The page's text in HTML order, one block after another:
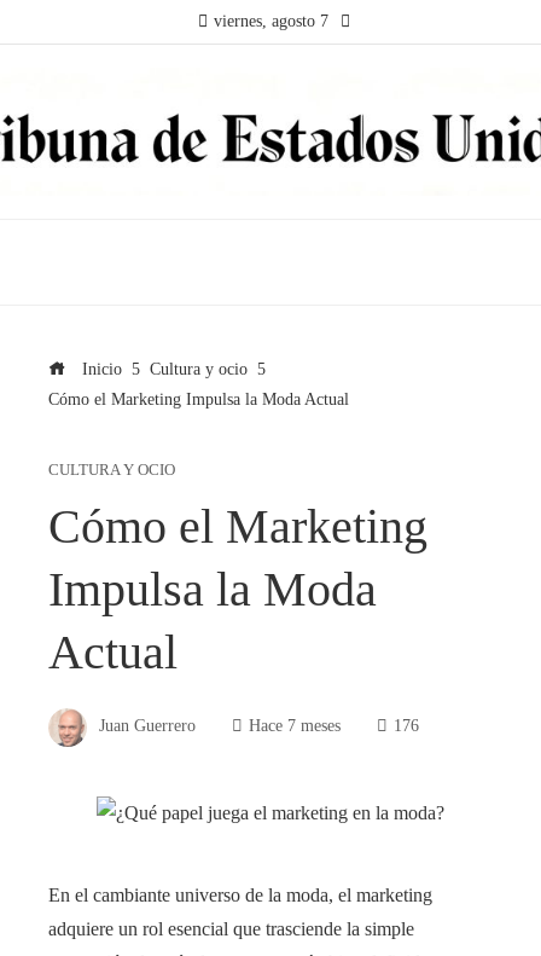
viernes, agosto 7
Inicio
Cultura y ocio
Cómo el Marketing Impulsa la Moda Actual
CULTURA Y OCIO
Cómo el Marketing
Impulsa la Moda
Actual
Juan Guerrero Hace 7 meses 176
En el cambiante universo de la moda, el marketing
adquiere un rol esencial que trasciende la simple